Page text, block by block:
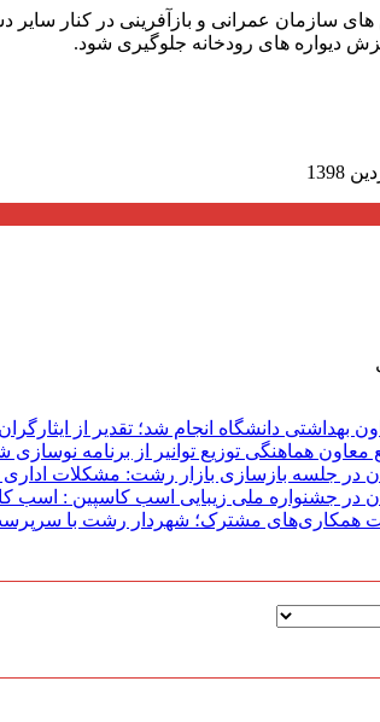
های سازمان عمرانی و بازآفرینی در کنار
دیواره های رودخانه جلوگیری شود.
بهداشتی دانشگاه انجام شد؛ تقدیر از
هماهنگی توزیع توانیر از برنامه نوسازی
در جلسه بازسازی بازار رشت: مشکلات
در جشنواره ملی زیبایی اسب کاسپین : اسب
همکاری‌های مشترک؛ شهردار رشت با